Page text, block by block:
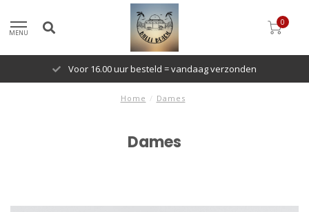
MENU
0
Voor 16.00 uur besteld = vandaag verzonden
Home / Dames
Dames